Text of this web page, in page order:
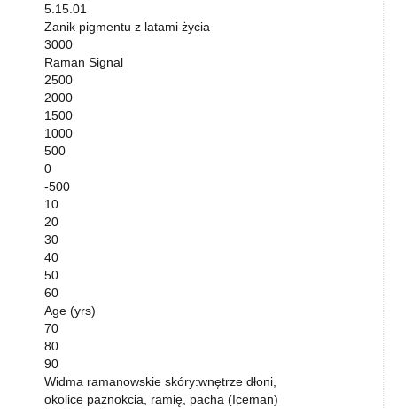
5.15.01
Zanik pigmentu z latami życia
3000
Raman Signal
2500
2000
1500
1000
500
0
-500
10
20
30
40
50
60
Age (yrs)
70
80
90
Widma ramanowskie skóry:wnętrze dłoni,
okolice paznokcia, ramię, pacha (Iceman)